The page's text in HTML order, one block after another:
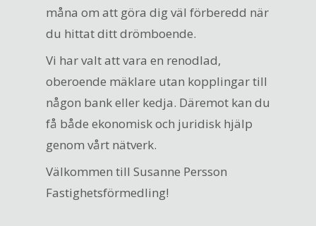
måna om att göra dig väl förberedd när
du hittat ditt drömboende.
Vi har valt att vara en renodlad,
oberoende mäklare utan kopplingar till
någon bank eller kedja. Däremot kan du
få både ekonomisk och juridisk hjälp
genom vårt nätverk.
Välkommen till Susanne Persson
Fastighetsförmedling!